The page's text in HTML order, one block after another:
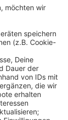
- in Form
5. Oktober.
Davon
dabei sind
und Das